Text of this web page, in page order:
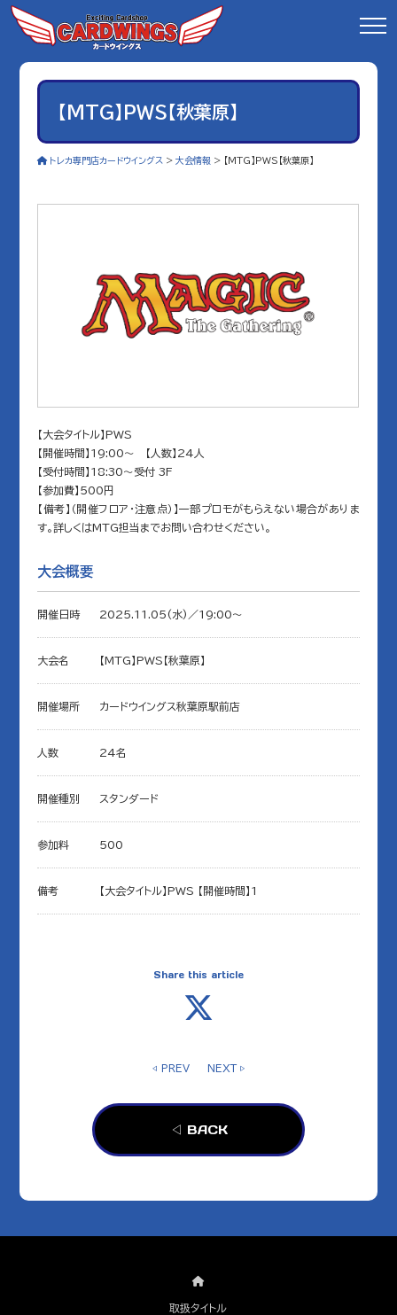
【MTG】PWS【秋葉原】
トレカ専門店カードウイングス >大会情報 > 【MTG】PWS【秋葉原】
【大会タイトル】PWS
【開催時間】19:00～ 【人数】24人
【受付時間】18:30～受付 3F
【参加費】500円
【備考】（開催フロア・注意点）】一部プロモがもらえない場合がありま
す。詳しくはMTG担当までお問い合わせください。
大会概要
開催日時 2025.11.05(水)／19:00〜
大会名 【MTG】PWS【秋葉原】
開催場所 カードウイングス秋葉原駅前店
人数 24名
開催種別 スタンダード
参加料 500
備考 【大会タイトル】PWS 【開催時間】1
Share this article
◁ PREV NEXT ▷
◁ BACK
取扱タイトル